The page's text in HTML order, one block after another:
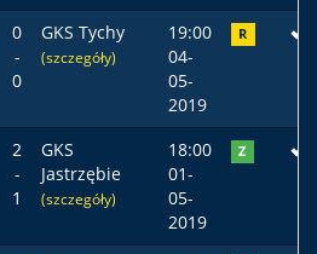
0
-
0
GKS Tychy
(szczegóły)
19:00
04-
05-
2019
R
2
-
1
GKS
Jastrzębie
(szczegóły)
18:00
01-
05-
2019
Z